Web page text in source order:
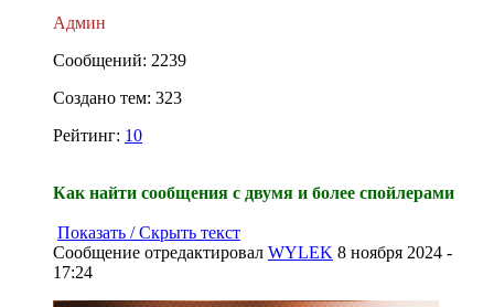
Админ
Сообщений: 2239
Создано тем: 323
Рейтинг: 10
Как найти сообщения с двумя и более спойлерами
Показать / Скрыть текст
Сообщение отредактировал WYLEK 8 ноября 2024 -
17:24